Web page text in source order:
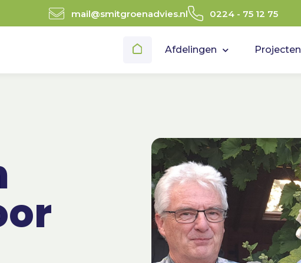
mail@smitgroenadvies.nl 0224 - 75 12 75
Afdelingen Projecten